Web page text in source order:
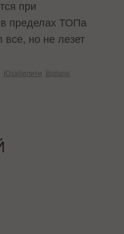
при
в пределах ТОПа
но не лезет
Юзабилити Biplane